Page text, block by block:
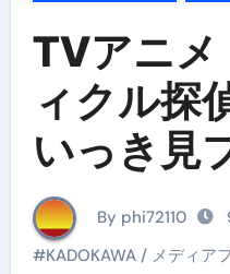
TVアニメ
ィクル探
いっき見
（ブルー
ク）
By phi72110
#KADOKAWA / メディア